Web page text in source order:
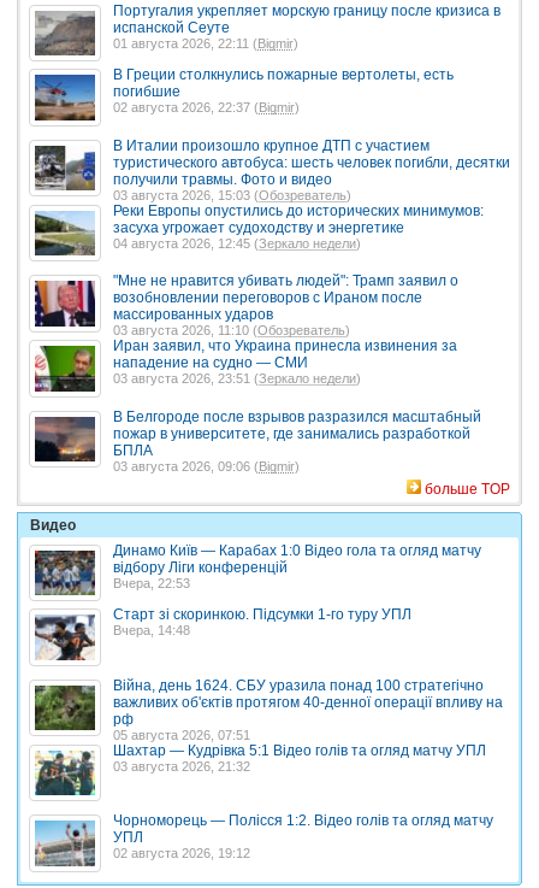
Португалия укрепляет морскую границу после кризиса в
испанской Сеуте
01 августа 2026, 22:11 (Bigmir)
В Греции столкнулись пожарные вертолеты, есть
погибшие
02 августа 2026, 22:37 ( Bigmir)
В Италии произошло крупное ДТП с участием
туристического автобуса: шесть человек погибли, десятки
получили травмы. Фото и видео
03 августа 2026, 15:03 (Обозреватель)
Реки Европы опустились до исторических минимумов:
засуха угрожает судоходству и энергетике
04 августа 2026, 12:45 (Зеркало недели)
"Мне не нравится убивать людей": Трамп заявил о
возобновлении переговоров с Ираном после
массированных ударов
03 августа 2026, 11:10 (Обозреватель)
Иран заявил, что Украина принесла извинения за
нападение на судно — СМИ
03 августа 2026, 23:51 (Зеркало недели)
В Белгороде после взрывов разразился масштабный
пожар в университете, где занимались разработкой
БПЛА
03 августа 2026, 09:06 (Bigmir)
больше TOP
Видео
Динамо Київ — Карабах 1:0 Відео гола та огляд матчу
відбору Ліги конференцій
Вчера, 22:53
Старт зі скоринкою. Підсумки 1-го туру УПЛ
Вчера, 14:48
Війна, день 1624. СБУ уразила понад 100 стратегічно
важливих об'єктів протягом 40-денної операції впливу на
рф
05 августа 2026, 07:51
Шахтар — Кудрівка 5:1 Відео голів та огляд матчу УПЛ
03 августа 2026, 21:32
Чорноморець — Полісся 1:2. Відео голів та огляд матчу
УПЛ
02 августа 2026, 19:12